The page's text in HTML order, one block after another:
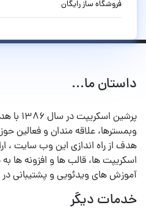
فروشگاه ساز رایگان
داستان ما...
پرشین
وبمسترها، علاقه مندان و فعالین
هدف از راه اندازی این وب سایت ،
اسکریپت ها، قالب ها و افزونه ها
آموزش های ویدئویی و پشتیبانی در
خدمات دیگر